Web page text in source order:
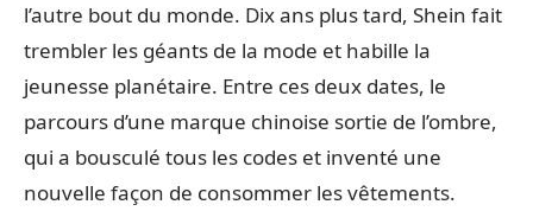
l’autre bout du monde. Dix ans plus tard, Shein fait
trembler les géants de la mode et habille la
jeunesse planétaire. Entre ces deux dates, le
parcours d’une marque chinoise sortie de l’ombre,
qui a bousculé tous les codes et inventé une
nouvelle façon de consommer les vêtements.